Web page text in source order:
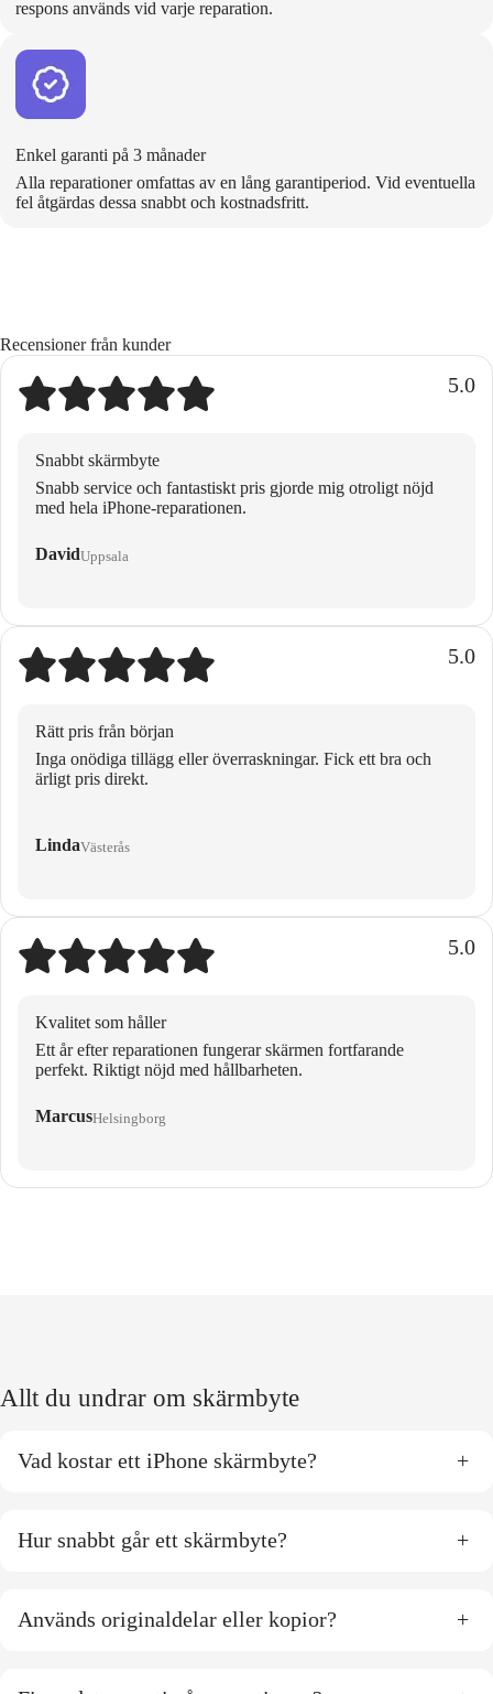
respons används vid varje reparation.
Enkel garanti på 3 månader
Alla reparationer omfattas av en lång garantiperiod. Vid eventuella
fel åtgärdas dessa snabbt och kostnadsfritt.
Recensioner från kunder
5.0
Snabbt skärmbyte
Snabb service och fantastiskt pris gjorde mig otroligt nöjd
med hela iPhone-reparationen.
DavidUppsala
5.0
Rätt pris från början
Inga onödiga tillägg eller överraskningar. Fick ett bra och
ärligt pris direkt.
LindaVästerås
5.0
Kvalitet som håller
Ett år efter reparationen fungerar skärmen fortfarande
perfekt. Riktigt nöjd med hållbarheten.
MarcusHelsingborg
Allt du undrar om skärmbyte
Vad kostar ett iPhone skärmbyte? +
Hur snabbt går ett skärmbyte? +
Används originaldelar eller kopior? +